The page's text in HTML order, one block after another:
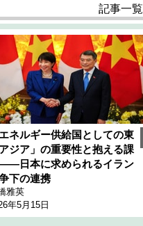
記事一覧
エネルギー供給国としての東
ジア」の重要性と抱える課
日本に求められるイラン
下の連携
雅英
年5月15日